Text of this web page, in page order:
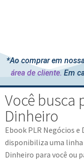
*Ao comprar em
área de cliente. Em
Você busca
Dinheiro
Ebook PLR Negócios e
disponibiliza uma
Dinheiro para você ou